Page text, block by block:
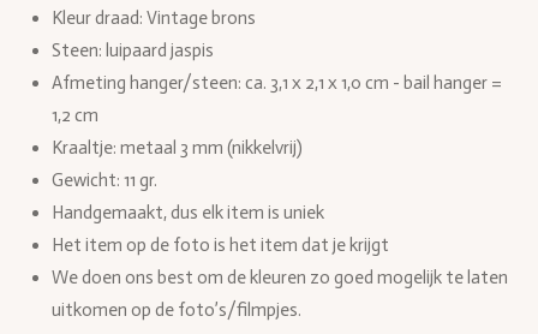
Kleur draad: Vintage brons
Steen: luipaard jaspis
Afmeting hanger/steen: ca. 3,1 x 2,1 x 1,0 cm - bail hanger =
1,2 cm
Kraaltje: metaal 3 mm (nikkelvrij)
Gewicht: 11 gr.
Handgemaakt, dus elk item is uniek
Het item op de foto is het item dat je krijgt
We doen ons best om de kleuren zo goed mogelijk te laten
uitkomen op de foto’s/filmpjes.